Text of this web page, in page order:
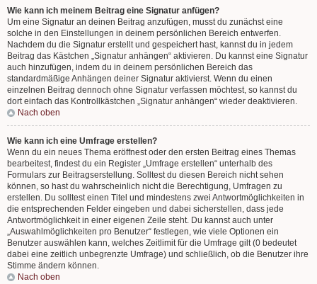
Wie kann ich meinem Beitrag eine Signatur anfügen?
Um eine Signatur an deinen Beitrag anzufügen, musst du zunächst eine
solche in den Einstellungen in deinem persönlichen Bereich entwerfen.
Nachdem du die Signatur erstellt und gespeichert hast, kannst du in jedem
Beitrag das Kästchen „Signatur anhängen“ aktivieren. Du kannst eine Signatur
auch hinzufügen, indem du in deinem persönlichen Bereich das
standardmäßige Anhängen deiner Signatur aktivierst. Wenn du einen
einzelnen Beitrag dennoch ohne Signatur verfassen möchtest, so kannst du
dort einfach das Kontrollkästchen „Signatur anhängen“ wieder deaktivieren.
Nach oben
Wie kann ich eine Umfrage erstellen?
Wenn du ein neues Thema eröffnest oder den ersten Beitrag eines Themas
bearbeitest, findest du ein Register „Umfrage erstellen“ unterhalb des
Formulars zur Beitragserstellung. Solltest du diesen Bereich nicht sehen
können, so hast du wahrscheinlich nicht die Berechtigung, Umfragen zu
erstellen. Du solltest einen Titel und mindestens zwei Antwortmöglichkeiten in
die entsprechenden Felder eingeben und dabei sicherstellen, dass jede
Antwortmöglichkeit in einer eigenen Zeile steht. Du kannst auch unter
„Auswahlmöglichkeiten pro Benutzer“ festlegen, wie viele Optionen ein
Benutzer auswählen kann, welches Zeitlimit für die Umfrage gilt (0 bedeutet
dabei eine zeitlich unbegrenzte Umfrage) und schließlich, ob die Benutzer ihre
Stimme ändern können.
Nach oben